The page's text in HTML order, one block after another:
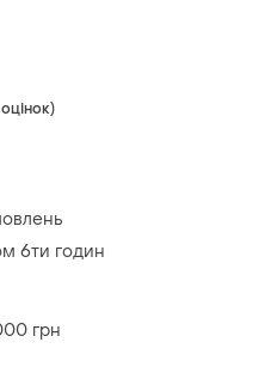
6ти годин
грн